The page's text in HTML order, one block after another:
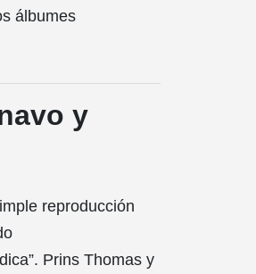
álbumes
y
reproducción
Prins Thomas y